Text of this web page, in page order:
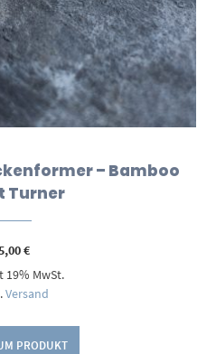
– Bamboo
Turner
€
19% MwSt.
Versand
PRODUKT